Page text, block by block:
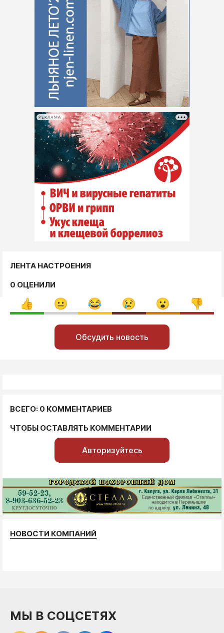
РЕКЛАМА
ЛЕНТА НАСТРОЕНИЯ
0 ОЦЕНИЛИ
Обсудить новость
ВСЕГО: 0 КОММЕНТАРИЕВ
ЧТОБЫ ОСТАВЛЯТЬ КОММЕНТАРИИ
Авторизуйтесь
НОВОСТИ КОМПАНИЙ
МЫ В СОЦСЕТЯХ